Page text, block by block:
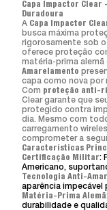
Capa Impactor
Duradoura
A Capa Impactor
busca máxima
rigorosamente sob
oferece proteção
matéria-prima
Amarelamento
capa como nova
Com proteção anti-
Clear garante que
protegido contra
dia. Mesmo com
carregamento
comprometer a
Características
Certificação Militar:
Americano,
Tecnologia Anti-
aparência impecável
Matéria-Prima Alemã
durabilidade e